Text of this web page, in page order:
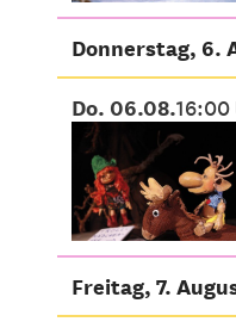
Donnerstag, 6.
Do. 06.08.16:00
Freitag, 7.